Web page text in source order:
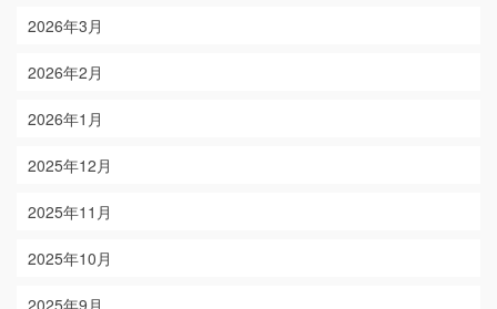
2026年3月
2026年2月
2026年1月
2025年12月
2025年11月
2025年10月
2025年9月